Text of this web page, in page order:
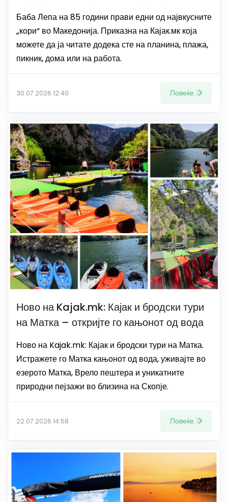
Баба Лепа на 85 години прави едни од највкусните
„кори“ во Македонија. Приказна на Кајак.мк која
можете да ја читате додека сте на планина, плажа,
пикник, дома или на работа.
30.07.2026 12:40 Повеќе
Ново на Kajak.mk: Кајак и бродски тури
на Матка – откријте го кањонот од вода
Ново на Kajak.mk: Кајак и бродски тури на Матка.
Истражете го Матка кањонот од вода, уживајте во
езерото Матка, Врело пештера и уникатните
природни пејзажи во близина на Скопје.
22.07.2026 14:58 Повеќе